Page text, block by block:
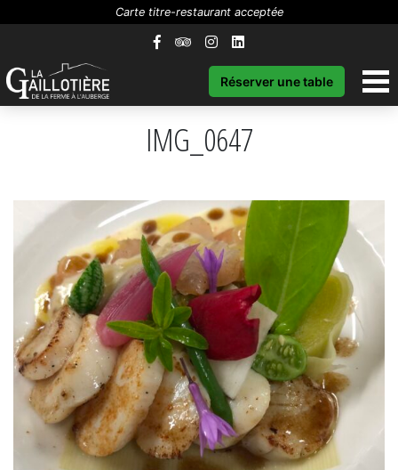
Carte titre-restaurant acceptée
Réserver une table
IMG_0647